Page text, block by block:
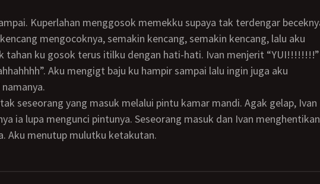
mengocoknya, semakin kencang, semakin kencang, lalu aku
tahan ku gosok terus itilku dengan hati-hati. Ivan menjerit “YUI!!!!!!!!”
Aku mengigt baju ku hampir sampai lalu ingin juga aku
ia lupa mengunci pintunya. Seseorang masuk dan Ivan menghentikan
Aku menutup mulutku ketakutan.